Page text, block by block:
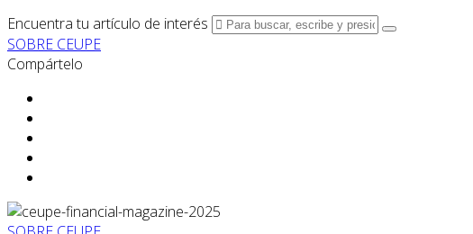
Encuentra tu artículo de interés
SOBRE CEUPE
Compártelo